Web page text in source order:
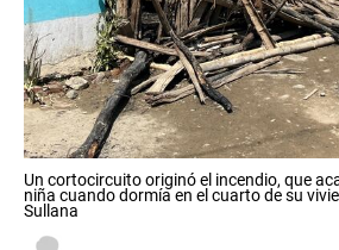
Un cortocircuito originó el incendio, que
niña cuando dormía en el cuarto de su
Sullana